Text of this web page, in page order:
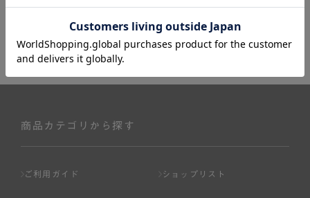
商品カテゴリから探す
ご利用ガイド ショップリスト